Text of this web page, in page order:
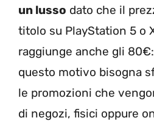
un lusso dato che il
titolo su PlayStation 5 o
raggiunge anche gli
questo motivo bisogna
le promozioni che
di negozi, fisici oppure